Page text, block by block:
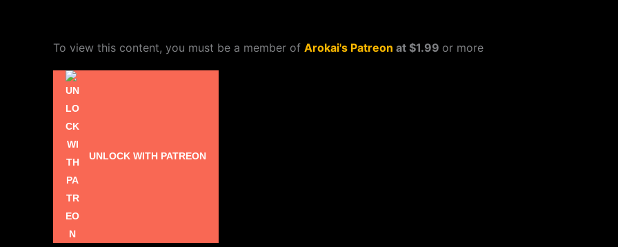
To view this content, you must be a member of Arokai's Patreon at $1.99 or more
UNLOCK WITH PATREON